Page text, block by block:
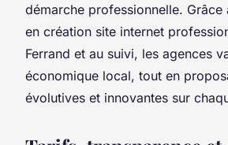
démarche professionnelle. Grâce
en création site internet
Ferrand et au suivi, les agences
économique local, tout en
évolutives et innovantes sur